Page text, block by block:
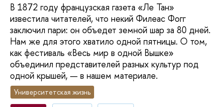
В 1872 году французская газета «Ле Тан»
известила читателей, что некий Филеас Фогг
заключил пари: он объедет земной шар за 80 дней.
Нам же для этого хватило одной пятницы. О том,
как фестиваль «Весь мир в одной Вышке»
объединил представителей разных культур под
одной крышей, — в нашем материале.
Университетская жизнь